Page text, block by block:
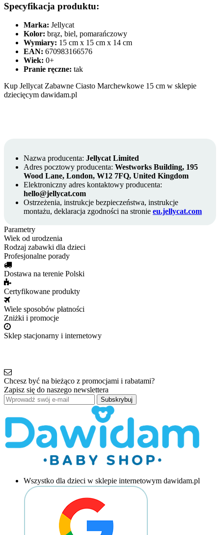
Specyfikacja produktu:
Marka: Jellycat
Kolor: brąz, biel, pomarańczowy
Wymiary: 15 cm x 15 cm x 14 cm
EAN: 670983166576
Wiek: 0+
Pranie ręczne: tak
Kup Jellycat Zabawne Ciasto Marchewkowe 15 cm w sklepie
dziecięcym dawidam.pl
Nazwa producenta: Jellycat Limited
Adres pocztowy producenta: Westworks Building, 195
Wood Lane, London, W12 7FQ, United Kingdom
Elektroniczny adres kontaktowy producenta:
hello@jellycat.com
Ostrzeżenia, instrukcje bezpieczeństwa, instrukcje
montażu, deklaracja zgodności na stronie eu.jellycat.com
Parametry
Wiek od urodzenia
Rodzaj zabawki dla dzieci
Profesjonalne porady
Dostawa na terenie Polski
Certyfikowane produkty
Wiele sposobów płatności
Zniżki i promocje
Sklep stacjonarny i internetowy
Chcesz być na bieżąco z promocjami i rabatami?
Zapisz się do naszego newslettera
Subskrybuj
Wszystko dla dzieci w sklepie internetowym dawidam.pl